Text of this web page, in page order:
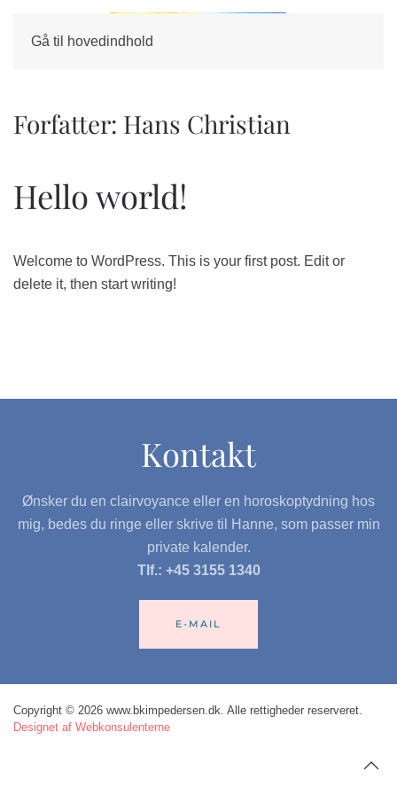
Gå til hovedindhold
Forfatter: Hans Christian
Hello world!
Welcome to WordPress. This is your first post. Edit or
delete it, then start writing!
Kontakt
Ønsker du en clairvoyance eller en horoskoptydning hos
mig, bedes du ringe eller skrive til Hanne, som passer min
private kalender.
Tlf.: +45 3155 1340
E-MAIL
Copyright © 2026 www.bkimpedersen.dk. Alle rettigheder reserveret.
Designet af Webkonsulenterne